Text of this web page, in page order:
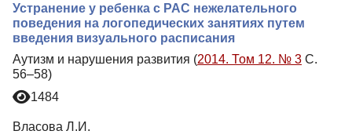
Устранение у ребенка с РАС нежелательного
поведения на логопедических занятиях путем
введения визуального расписания
Аутизм и нарушения развития (2014. Том 12. № 3 С.
56–58)
1484
Власова Л.И.